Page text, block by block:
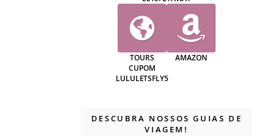
TOURS
CUPOM
LULULETSFLY5
AMAZON
DESCUBRA NOSSOS GUIAS DE
VIAGEM!